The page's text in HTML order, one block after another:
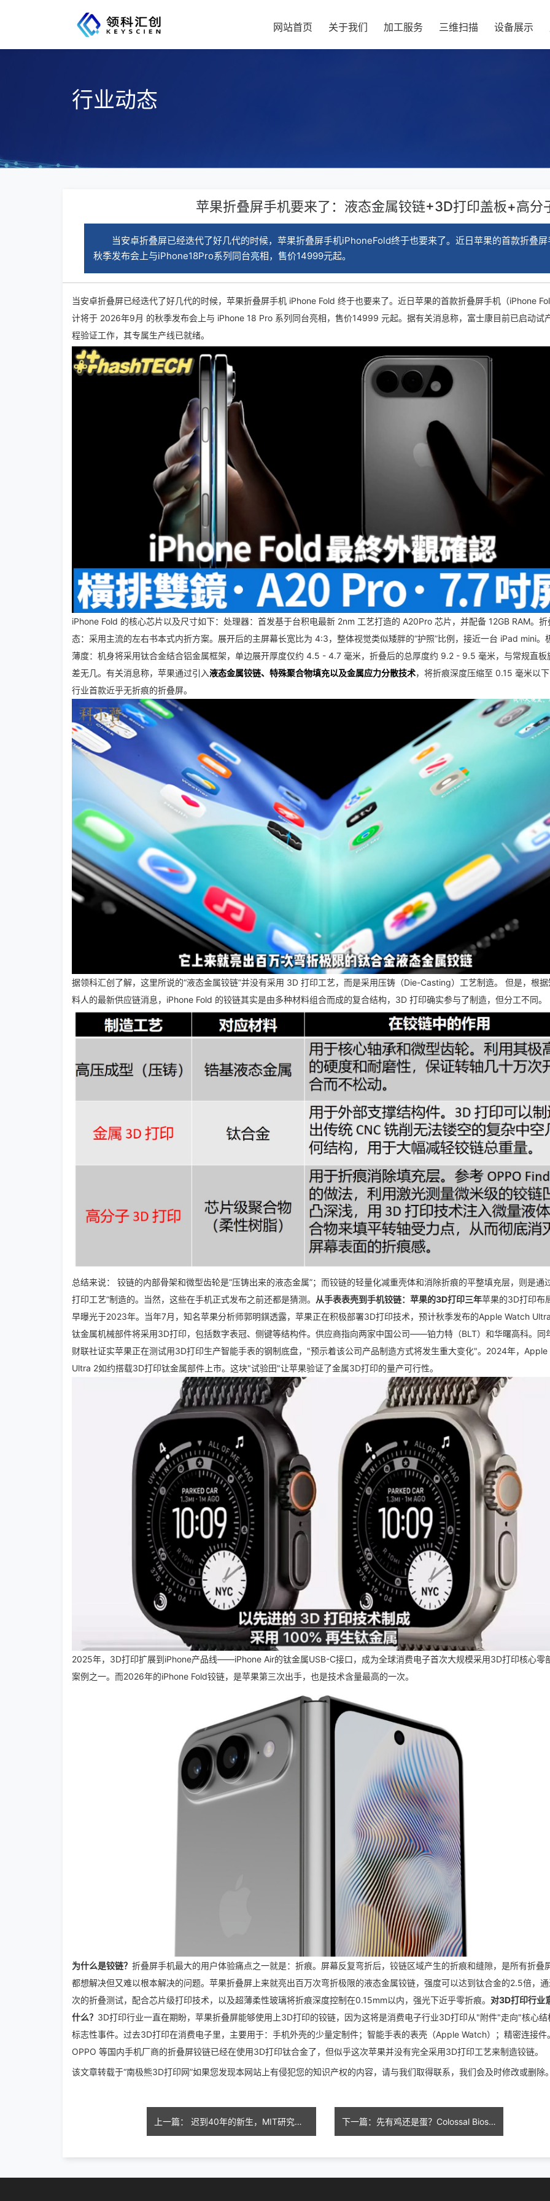
网站首页 关于我们 加工服务 三维扫描 设备展示
行业动态
苹果折叠屏手机要来了：液态金属铰链+3D打印盖板+高分
当安卓折叠屏已经迭代了好几代的时候，苹果折叠屏手机iPhoneFold终于也要来了。近日苹果的首款折叠
秋季发布会上与iPhone18Pro系列同台亮相，售价14999元起。
当安卓折叠屏已经迭代了好几代的时候，苹果折叠屏手机 iPhone Fold 终于也要来了。 近日苹果的首款折叠屏手机（iPhone
计将于 2026年9月 的秋季发布会上与 iPhone 18 Pro 系列同台亮相，售价14999 元起。据有关消息称，富士康目前已启动试
程验证工作，其专属生产线已就绪。
iPhone Fold 的核心芯片以及尺寸如下： 处理器：首发基于台积电最新 2nm 工艺打造的 A20Pro 芯片，并配备 12GB RAM。 折
态：采用主流的左右书本式内折方案。展开后的主屏幕长宽比为 4:3，整体视觉类似矮胖的“护照”比例，接近一台 iPad mini。
薄度：机身将采用钛合金结合铝金属框架，单边展开厚度仅约 4.5 - 4.7 毫米，折叠后的总厚度约 9.2 - 9.5 毫米，与常规直板
差无几。 有关消息称，苹果通过引入液态金属铰链、特殊聚合物填充以及金属应力分散技术，将折痕深度压缩至 0.15 毫米以
行业首款近乎无折痕的折叠屏。
据领科汇创了解，这里所说的“液态金属铰链”并没有采用 3D 打印工艺，而是采用压铸（Die-Casting）工艺制造。 但是，根
料人的最新供应链消息，iPhone Fold 的铰链其实是由多种材料组合而成的复合结构，3D 打印确实参与了制造，但分工不同。
总结来说： 铰链的内部骨架和微型齿轮是“压铸出来的液态金属”；而铰链的轻量化减重壳体和消除折痕的平整填充层，则是通
打印工艺”制造的。
当然，这些在手机正式发布之前还都是猜测。 从手表表壳到手机铰链：苹果的3D打印三年苹果的3D打印布
早曝光于2023年。
当年7月，知名苹果分析师郭明錤透露，苹果正在积极部署3D打印技术，预计秋季发布的Apple Watch
钛金属机械部件将采用3D打印，包括数字表冠、侧键等结构件。供应商指向两家中国公司——铂力特（BLT）和华曙高科。 同
财联社证实苹果正在测试用3D打印生产智能手表的钢制底盘，"预示着该公司产品制造方式将发生重大变化"。 2024年，Apple
Ultra 2如约搭载3D打印钛金属部件上市。这块"试验田"让苹果验证了金属3D打印的量产可行性。
2025年，3D打印扩展到iPhone产品线——iPhone Air的钛金属USB-C接口，成为全球消费电子首次大规模采用3D打印核心零
案例之一。 而2026年的iPhone Fold铰链，是苹果第三次出手，也是技术含量最高的一次。
为什么是铰链？ 折叠屏手机最大的用户体验痛点之一就是：折痕。 屏幕反复弯折后，铰链区域产生的折痕和缝隙，是所有折叠
都想解决但又难以根本解决的问题。苹果折叠屏上来就亮出百万次弯折极限的液态金属铰链，强度可以达到钛合金的2.5倍，
次的折叠测试，配合芯片级打印技术，以及超薄柔性玻璃将折痕深度控制在0.15mm以内，强光下近乎零折痕。 对3D打印行业
什么？ 3D打印行业一直在期盼，苹果折叠屏能够使用上3D打印的铰链，因为这将是消费电子行业3D打印从"附件"走向"核心
标志性事件。 过去3D打印在消费电子里，主要用于：手机外壳的少量定制件；智能手表的表壳（Apple Watch）；精密连接件
OPPO 等国内手机厂商的折叠屏铰链已经在使用3D打印钛合金了，但似乎这次苹果并没有完全采用3D打印工艺来制造铰链。
该文章转载于“南极熊3D打印网”如果您发现本网站上有侵犯您的知识产权的内容，请与我们取得联系，我们会及时修改或删除
上一篇： 迟到40年的新生，MIT研究人员利用3D打印将专利“三面拉链”设计变为现实 下一篇：先有鸡还是蛋？Colossal Biosciences用3D打印人造蛋壳成功孵出小鸡